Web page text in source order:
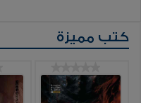
كتب مميزة